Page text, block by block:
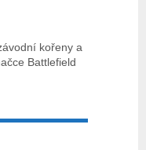
kořeny a
Battlefield